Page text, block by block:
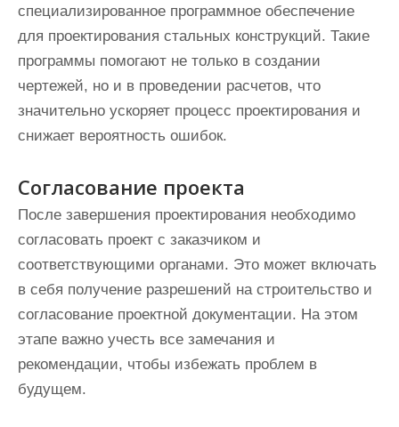
специализированное программное обеспечение
для проектирования стальных конструкций. Такие
программы помогают не только в создании
чертежей, но и в проведении расчетов, что
значительно ускоряет процесс проектирования и
снижает вероятность ошибок.
Согласование проекта
После завершения проектирования необходимо
согласовать проект с заказчиком и
соответствующими органами. Это может включать
в себя получение разрешений на строительство и
согласование проектной документации. На этом
этапе важно учесть все замечания и
рекомендации, чтобы избежать проблем в
будущем.